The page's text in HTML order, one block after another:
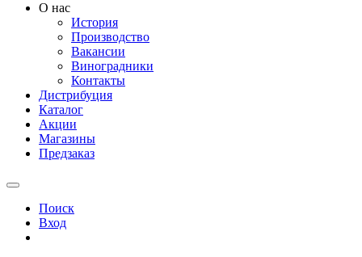
О нас
История
Производство
Вакансии
Виноградники
Контакты
Дистрибуция
Каталог
Акции
Магазины
Предзаказ
Поиск
Вход